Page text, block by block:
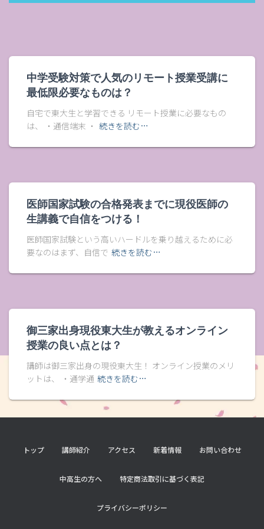
中学受験対策で人気のリモート授業受講に
最低限必要なものは？
自宅で東大生と学習できる リモート授業に必要なもの
は、 ・通信端末 ・ 続きを読む…
医師国家試験の合格発表までに現役医師の
生講義で自信をつける！
医師国家試験という高いハードルを乗り越えるために必
要なのはまず、自信で 続きを読む…
御三家出身現役東大生が教えるオンライン
授業の良い点とは？
講師は御三家出身の現役東大生！ オンライン授業のメリ
ットは、 ・通学通 続きを読む…
トップ 講師紹介 アクセス 新着情報 お問い合わせ
中高生の方へ 特定商法取引に基づく表記
プライバシーポリシー